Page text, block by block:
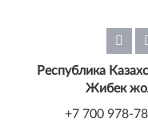
Республика
Жибек
+7 700 978-